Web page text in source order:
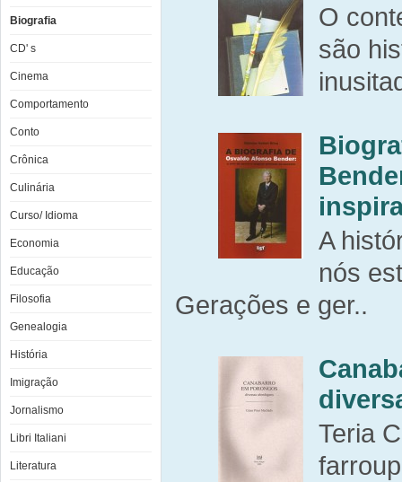
Biografia
CD' s
Cinema
Comportamento
Conto
Crônica
Culinária
Curso/ Idioma
Economia
Educação
Filosofia
Genealogia
História
Imigração
Jornalismo
Libri Italiani
Literatura
O
são
A
nós
Gerações e ger..
Teria